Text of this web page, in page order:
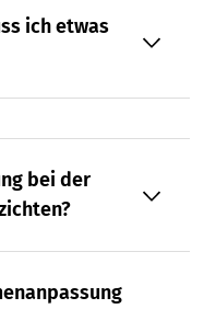
ich etwas
bei der